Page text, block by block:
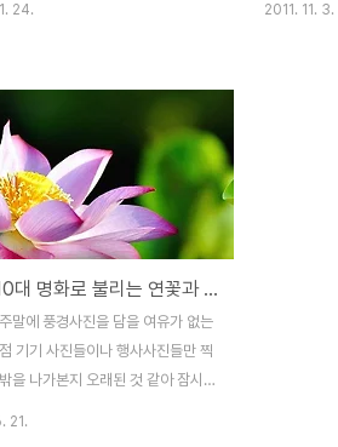
24. 2011. 11. 3.
중국 10대 명화로 불리는 연꽃과 의미는?
말에 풍경사진을 담을 여유가 없는
기기 사진들이나 행사사진들만 찍
을 나가본지 오래된 것 같아 잠시
21.